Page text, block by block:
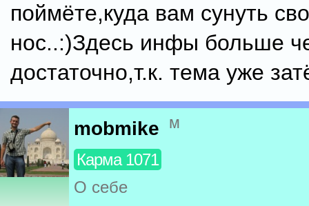
поймёте,куда вам сунуть
нос..:)Здесь инфы больше
достаточно,т.к. тема уже
mobmike м
Карма 1071
О себе